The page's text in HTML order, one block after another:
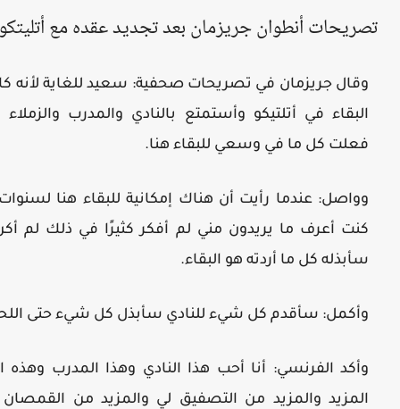
تصريحات أنطوان جريزمان بعد تجديد عقده مع
وقال جريزمان في تصريحات صحفية: سعيد للغاية لأنه
البقاء في أتلتيكو وأستمتع بالنادي والمدرب
فعلت كل ما في وسعي للبقاء هنا.
وواصل: عندما رأيت أن هناك إمكانية للبقاء هنا
كنت أعرف ما يريدون مني لم أفكر كثيرًا في ذلك لم
سأبذله كل ما أردته هو البقاء.
وأكمل: سأقدم كل شيء للنادي سأبذل كل شيء حتى
وأكد الفرنسي: أنا أحب هذا النادي وهذا المدرب وهذه
المزيد والمزيد من التصفيق لي والمزيد من